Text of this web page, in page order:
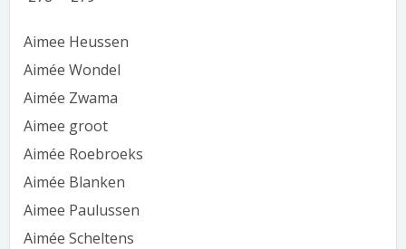
Aimee Heussen
Aimée Wondel
Aimée Zwama
Aimee groot
Aimée Roebroeks
Aimée Blanken
Aimee Paulussen
Aimée Scheltens